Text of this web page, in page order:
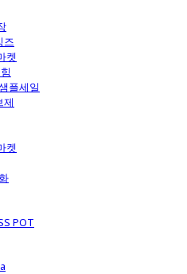
즈
켓
플세일
제
켓
POT